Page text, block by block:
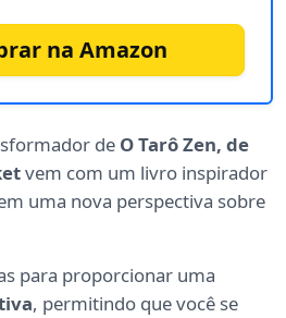
na Amazon
de O Tarô Zen, de
vem com um livro inspirador
uma nova perspectiva sobre
para proporcionar uma
, permitindo que você se